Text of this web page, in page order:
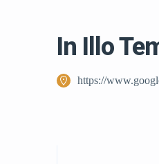
In Illo
https://